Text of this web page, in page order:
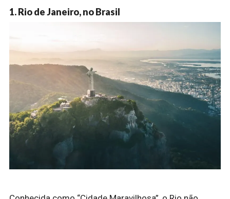
1. Rio de Janeiro, no Brasil